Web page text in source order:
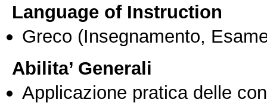
Language of Instruction
Greco (Insegnamento,
Abilita’ Generali
Applicazione pratica delle